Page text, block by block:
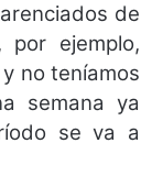
de
ejemplo,
no teníamos
semana ya
se va a